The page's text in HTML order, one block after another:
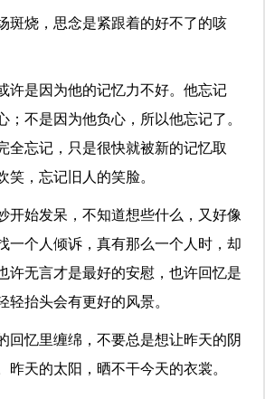
斑烧，思念是紧跟着的好不了的咳
许是因为他的记忆力不好。他忘记
；不是因为他负心，所以他忘记了。
全忘记，只是很快就被新的记忆取
笑，忘记旧人的笑脸。
开始发呆，不知道想些什么，又好像
一个人倾诉，真有那么一个人时，却
许无言才是最好的安慰，也许回忆是
轻抬头会有更好的风景。
回忆里缠绵，不要总是想让昨天的阴
昨天的太阳，晒不干今天的衣裳。